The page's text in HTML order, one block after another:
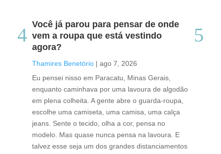
Você já parou para pensar de onde
vem a roupa que está vestindo
agora?
Thamires Benetório | ago 7, 2026
Eu pensei nisso em Paracatu, Minas Gerais,
enquanto caminhava por uma lavoura de algodão
em plena colheita. A gente abre o guarda-roupa,
escolhe uma camiseta, uma camisa, uma calça
jeans. Sente o tecido, olha a cor, pensa no
modelo. Mas quase nunca pensa na lavoura. E
talvez esse seja um dos grandes distanciamentos